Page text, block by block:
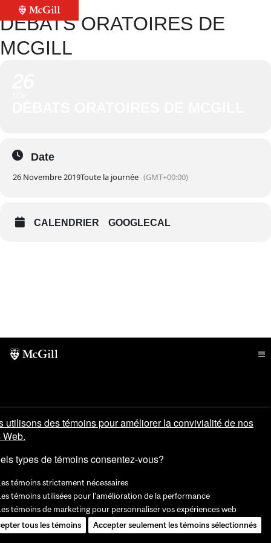
DÉBATS ORATOIRES DE
MCGILL
Date
26 Novembre 2019Toute la journée (GMT+00:00)
CALENDRIER GOOGLECAL
utilisons des témoins pour améliorer la convivialité de nos
types de témoins consentez-vous?
témoins strictement nécessaires
témoins utilisées pour l'amélioration de la performance
témoins de marketing pour personnaliser vos expériences web
tous les témoins
Accepter seulement les témoins sélectionnés